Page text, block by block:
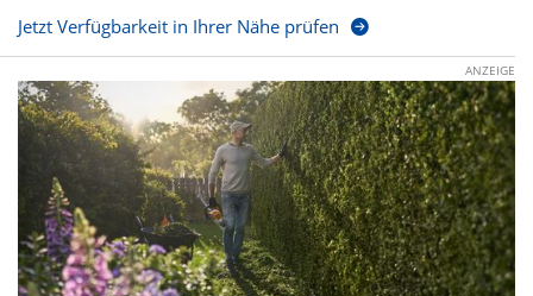
Jetzt Verfügbarkeit in Ihrer Nähe prüfen
ANZEIGE